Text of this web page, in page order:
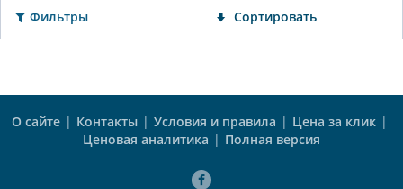
Фильтры Сортировать
О сайте | Контакты | Условия и правила | Цена за клик |
Ценовая аналитика | Полная версия